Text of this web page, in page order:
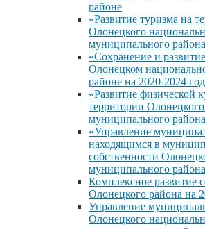
районе
«Развитие туризма на
Олонецкого
муниципального района
«Сохранение и
Олонецком
районе на 2020-2024
«Развитие физической
территории
муниципального
«Управление
находящимся в
собственности
муниципального
Комплексное развитие
Олонецкого района на
Управление
Олонецкого